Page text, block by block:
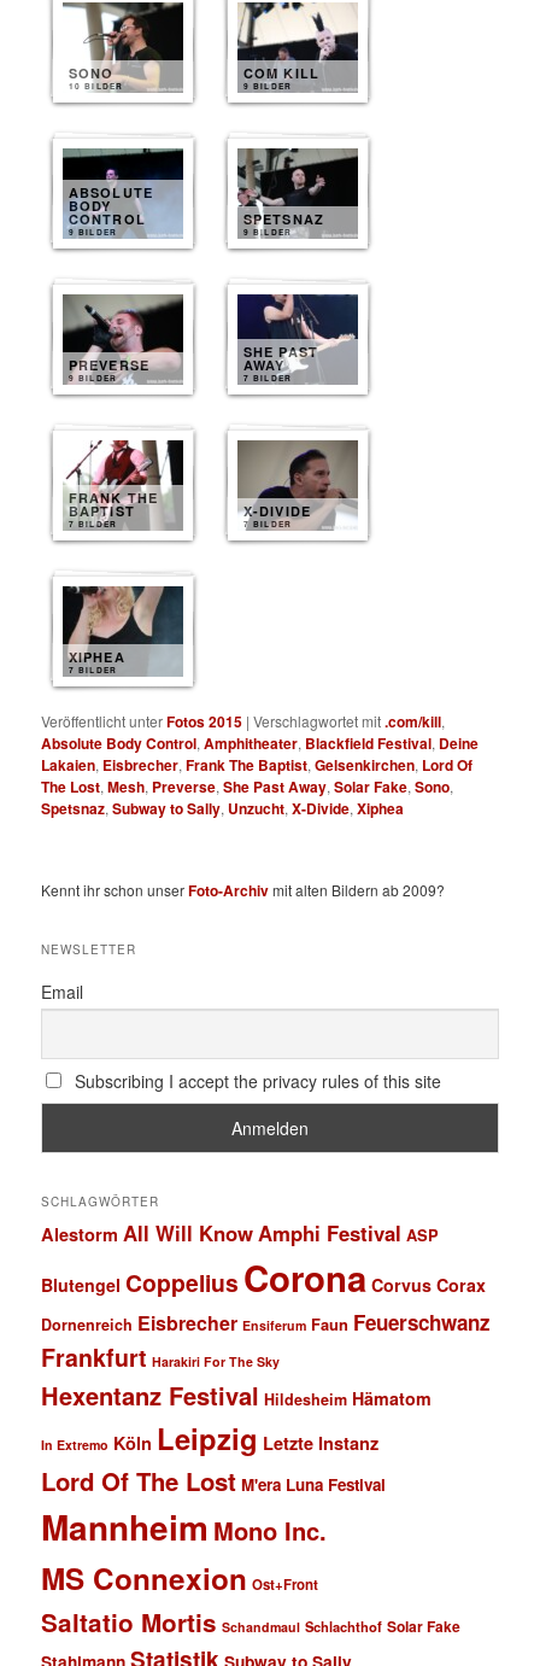
SONO
10 BILDER
COM KILL
9 BILDER
ABSOLUTE
BODY
CONTROL
9 BILDER
SPETSNAZ
9 BILDER
PREVERSE
9 BILDER
SHE PAST
AWAY
7 BILDER
FRANK THE
BAPTIST
7 BILDER
X-DIVIDE
7 BILDER
XIPHEA
7 BILDER
Veröffentlicht unterFotos 2015 |Verschlagwortet mit.com/kill,
Absolute Body Control,Amphitheater, Blackfield Festival, Deine
Lakaien, Eisbrecher,Frank The Baptist,Gelsenkirchen, Lord Of
The Lost,Mesh, Preverse,She Past Away,Solar Fake,Sono,
Spetsnaz,Subway to Sally, Unzucht,X-Divide,Xiphea
Kennt ihr schon unserFoto-Archivmit alten Bildern ab 2009?
NEWSLETTER
Email
Subscribing I accept the privacy rules of this site
SCHLAGWÖRTER
Alestorm All Will Know Amphi Festival ASP
Blutengel Coppelius Corona Corvus Corax
Dornenreich Eisbrecher Ensiferum Faun Feuerschwanz
Frankfurt Harakiri For The Sky
Hexentanz Festival Hildesheim Hämatom
In Extremo Köln Leipzig Letzte Instanz
Lord Of The Lost M'era Luna Festival
Mannheim Mono Inc.
MS Connexion Ost+Front
Saltatio Mortis Schandmaul Schlachthof Solar Fake
Statistik